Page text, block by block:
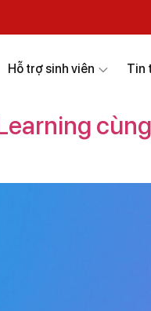
Hỗ trợ sinh viên Tin